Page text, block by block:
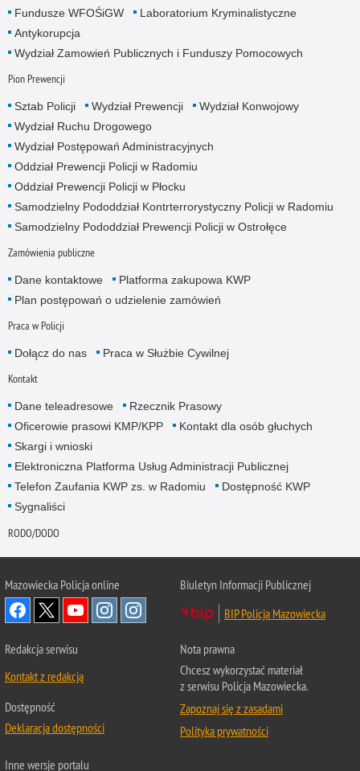
Fundusze WFOŚiGW
Laboratorium Kryminalistyczne
Antykorupcja
Wydział Zamowień Publicznych i Funduszy Pomocowych
Pion Prewencji
Sztab Policji Wydział Prewencji
Wydział Konwojowy
Wydział Ruchu Drogowego
Wydział Postępowań Administracyjnych
Oddział Prewencji Policji w Radomiu
Oddział Prewencji Policji w Płocku
Samodzielny Pododdział Kontrterrorystyczny Policji w Radomiu
Samodzielny Pododdział Prewencji Policji w Ostrołęce
Zamówienia publiczne
Dane kontaktowe
Platforma zakupowa KWP
Plan postępowań o udzielenie zamówień
Praca w Policji
Dołącz do nas Praca w Służbie Cywilnej
Kontakt
Dane teleadresowe
Rzecznik Prasowy
Oficerowie prasowi KMP/KPP
Kontakt dla osób głuchych
Skargi i wnioski
Elektroniczna Platforma Usług Administracji Publicznej
Telefon Zaufania KWP zs. w Radomiu
Dostępność KWP
Sygnaliści
RODO/DODO
Mazowiecka Policja online
Biuletyn Informacji Publicznej
BIP Policja Mazowiecka
Redakcja serwisu
Kontakt z redakcją
Dostępność
Deklaracja dostępności
Nota prawna
Chcesz wykorzystać materiał
z serwisu Policja Mazowiecka.
Zapoznaj się z zasadami
Polityka prywatności
Inne wersje portalu